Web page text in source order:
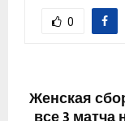
0
Женская